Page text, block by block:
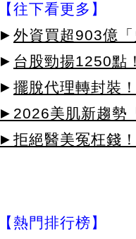
【往下看更多】
► 外資買超903億
► 台股勁揚1250點
► 擺脫代理轉封裝
►2026美肌新趨勢
►拒絕醫美冤枉錢
【熱門排行榜】